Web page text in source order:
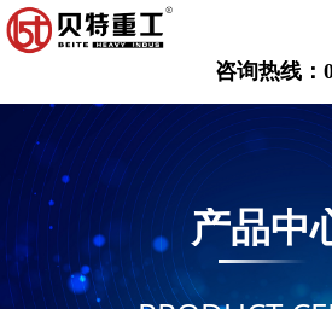
咨询热线：
产品中